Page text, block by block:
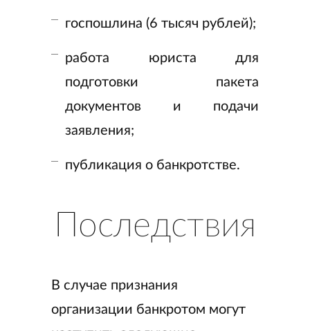
госпошлина (6 тысяч рублей);
работа юриста для
подготовки пакета
документов и подачи
заявления;
публикация о банкротстве.
Последствия
В случае признания
организации банкротом могут